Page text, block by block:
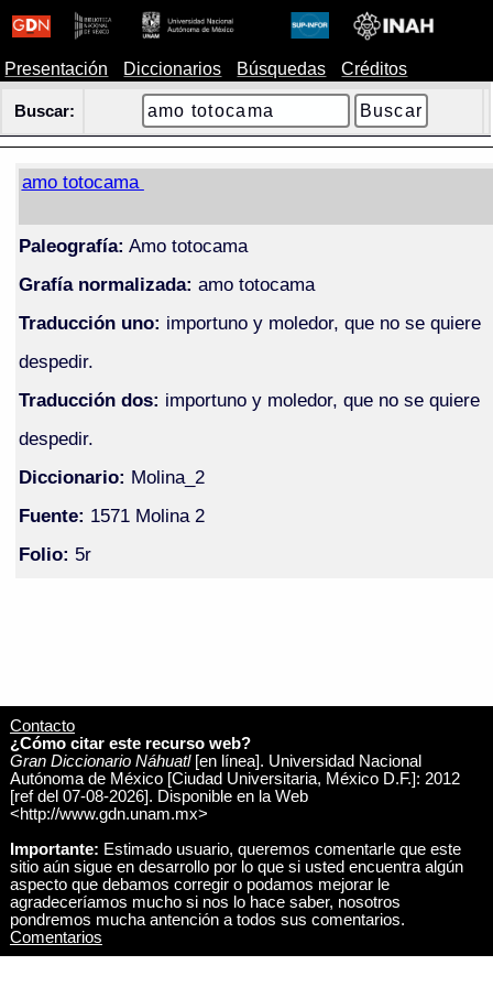
Presentación Diccionarios Búsquedas Créditos
Buscar:
amo totocama
Paleografía: Amo totocama
Grafía normalizada: amo totocama
Traducción uno: importuno y moledor, que no se quiere
despedir.
Traducción dos: importuno y moledor, que no se quiere
despedir.
Diccionario: Molina_2
Fuente: 1571 Molina 2
Folio: 5r
Contacto
¿Cómo citar este recurso web?
Gran Diccionario Náhuatl[en línea]. Universidad Nacional
Autónoma de México [Ciudad Universitaria, México D.F.]: 2012
[ref del 07-08-2026]. Disponible en la Web
<http://www.gdn.unam.mx>
Importante: Estimado usuario, queremos comentarle que este
sitio aún sigue en desarrollo por lo que si usted encuentra algún
aspecto que debamos corregir o podamos mejorar le
agradeceríamos mucho si nos lo hace saber, nosotros
pondremos mucha antención a todos sus comentarios.
Comentarios